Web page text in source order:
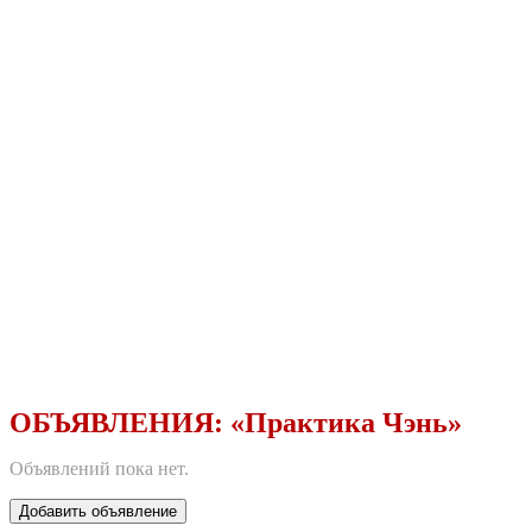
ОБЪЯВЛЕНИЯ: «Практика Чэнь»
Объявлений пока нет.
Добавить объявление